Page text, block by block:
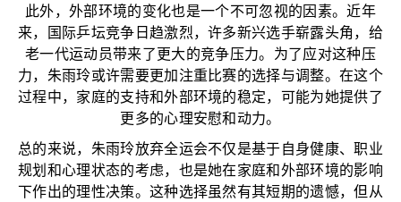
此外，外部环境的变化也是一个不可忽视的因素。近年
来，国际乒坛竞争日趋激烈，许多新兴选手崭露头角，给
老一代运动员带来了更大的竞争压力。为了应对这种压
力，朱雨玲或许需要更加注重比赛的选择与调整。在这个
过程中，家庭的支持和外部环境的稳定，可能为她提供了
更多的心理安慰和动力。
总的来说，朱雨玲放弃全运会不仅是基于自身健康、职业
规划和心理状态的考虑，也是她在家庭和外部环境的影响
下作出的理性决策。这种选择虽然有其短期的遗憾，但从